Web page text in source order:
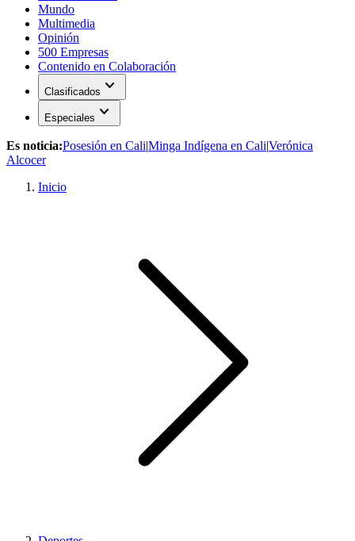
Mundo
Multimedia
Opinión
500 Empresas
Contenido en Colaboración
Clasificados expand_more
Especiales expand_more
Es noticia:Posesión en Cali|Minga Indígena en Cali|Verónica
Alcocer
Inicio